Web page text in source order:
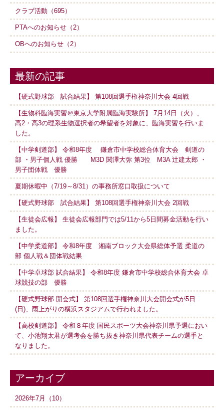
クラブ活動（695）
PTAへのお知らせ（2）
OBへのお知らせ（2）
最新の記事
【硬式野球部 試合結果】 第108回選手権神奈川大会 4回戦
【生物科臨海実習＠東京大学附属臨海実験所】 7月14日（火）、
高2・高3の理系生物選択者の希望者を対象に、臨海実習を行いま
した。
【中学剣道部】 令和8年度 鎌倉市中学校総合体育大会 剣道の
部 ・男子個人戦 優勝 M3D 関澤大弥 第3位 M3A 辻建太郎 ・
男子団体戦 優勝
夏期休暇中（7/19～8/31）の事務所窓口取扱について
【硬式野球部 試合結果】 第108回選手権神奈川大会 2回戦
【生徒会広報】 生徒会広報部門では5/11から5日間募金活動を行い
ました。
【中学柔道部】 令和8年度 湘南ブロック大会県総体予選 柔道の
部 個人戦＆団体戦結果
【中学卓球部 試合結果】 令和8年度 鎌倉市中学校総合体育大会 卓
球競技の部 優勝
【硬式野球部 開会式】 第108回選手権神奈川大会開会式が5日
(日)、雨上がりの横浜スタジアムで行われました。
【高校剣道部】 令和８年度 国民スポーツ大会神奈川県予選におい
て、小池翔太君が選考会を勝ち抜き神奈川県代表チームの選手と
なりました。
アーカイブ
2026年7月（10）